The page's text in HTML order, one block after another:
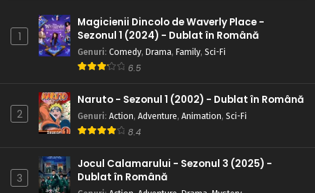
1
Magicienii Dincolo de Waverly Place -
Sezonul 1 (2024) - Dublat în Română
Genuri: Comedy, Drama, Family, Sci-Fi
6.5
2
Naruto - Sezonul 1 (2002) - Dublat în Română
Genuri: Action, Adventure, Animation, Sci-Fi
8.4
3
Jocul Calamarului - Sezonul 3 (2025) -
Dublat în Română